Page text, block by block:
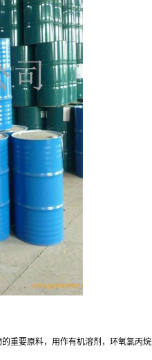
的重要原料，用作有机溶剂，环氧氯丙烷